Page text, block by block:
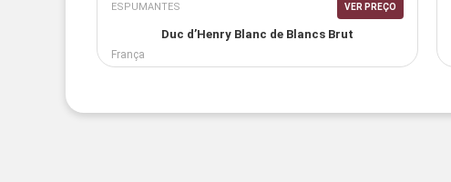
ESPUMANTES VER PREÇO
Duc d’Henry Blanc de Blancs Brut
França